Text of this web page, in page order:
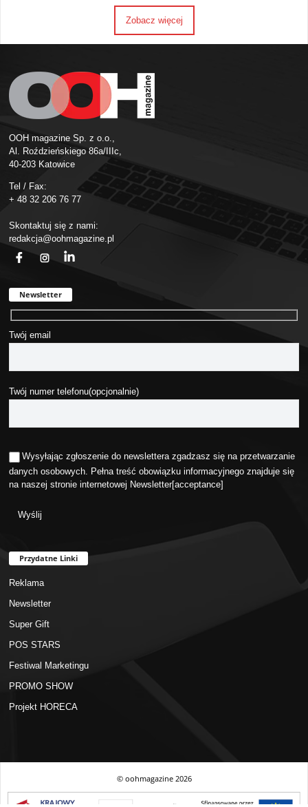
Zobacz więcej
OOH magazine Sp. z o.o.,
Al. Roździeńskiego 86a/IIIc,
40-203 Katowice
Tel / Fax:
+ 48 32 206 76 77
Skontaktuj się z nami:
redakcja@oohmagazine.pl
Newsletter
Twój email
Twój numer telefonu(opcjonalnie)
Wysyłając zgłoszenie do newslettera zgadzasz się na przetwarzanie
danych osobowych. Pełna treść obowiązku informacyjnego znajduje się
na naszej stronie internetowej Newsletter[acceptance]
Przydatne Linki
Reklama
Newsletter
Super Gift
POS STARS
Festiwal Marketingu
PROMO SHOW
Projekt HORECA
© oohmagazine2026